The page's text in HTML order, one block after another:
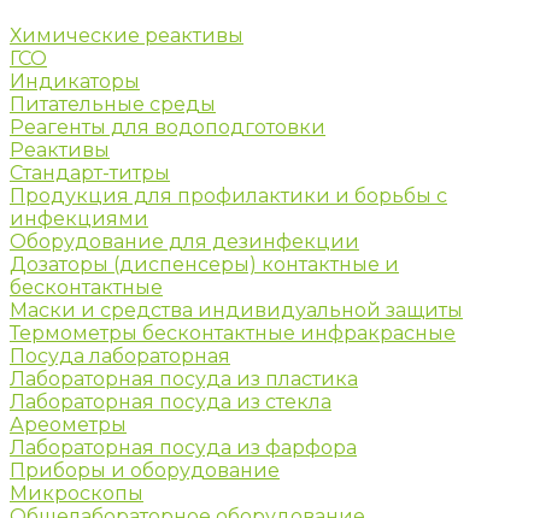
Химические реактивы
ГСО
Индикаторы
Питательные среды
Реагенты для водоподготовки
Реактивы
Стандарт-титры
Продукция для профилактики и борьбы с
инфекциями
Оборудование для дезинфекции
Дозаторы (диспенсеры) контактные и
бесконтактные
Маски и средства индивидуальной защиты
Термометры бесконтактные инфракрасные
Посуда лабораторная
Лабораторная посуда из пластика
Лабораторная посуда из стекла
Ареометры
Лабораторная посуда из фарфора
Приборы и оборудование
Микроскопы